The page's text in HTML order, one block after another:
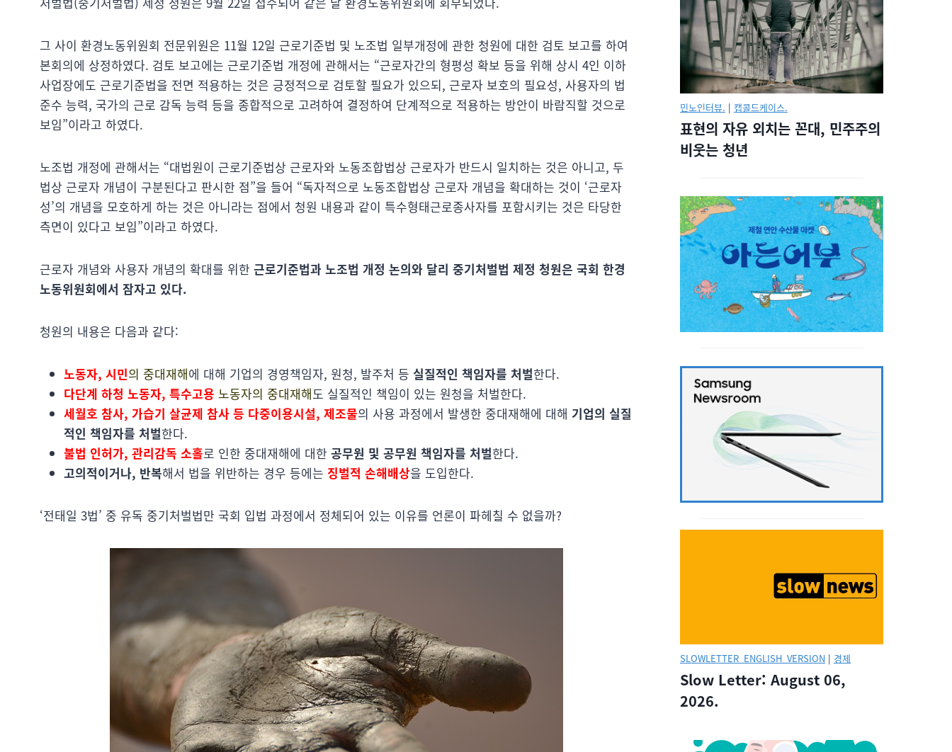
그 사이 환경노동위원회 전문위원은 11월 12일 근로기준법 및 노조법 일부개정에 관한 청원에 대한 검토 보고를 하여
본회의에 상정하였다. 검토 보고에는 근로기준법 개정에 관해서는 “근로자간의 형평성 확보 등을 위해 상시 4인 이하
사업장에도 근로기준법을 전면 적용하는 것은 긍정적으로 검토할 필요가 있으되, 근로자 보호의 필요성, 사용자의 법
준수 능력, 국가의 근로 감독 능력 등을 종합적으로 고려하여 결정하여 단계적으로 적용하는 방안이 바람직할 것으로
보임”이라고 하였다.
노조법 개정에 관해서는 “대법원이 근로기준법상 근로자와 노동조합법상 근로자가 반드시 일치하는 것은 아니고, 두
법상 근로자 개념이 구분된다고 판시한 점”을 들어 “독자적으로 노동조합법상 근로자 개념을 확대하는 것이 ‘근로자
성’의 개념을 모호하게 하는 것은 아니라는 점에서 청원 내용과 같이 특수형태근로종사자를 포함시키는 것은 타당한
측면이 있다고 보임”이라고 하였다.
근로자 개념와 사용자 개념의 확대를 위한 근로기준법과 노조법 개정 논의와 달리 중기처벌법 제정 청원은 국회 한경
노동위원회에서 잠자고 있다.
청원의 내용은 다음과 같다:
노동자, 시민의 중대재해에 대해 기업의 경영책임자, 원청, 발주처 등 실질적인 책임자를 처벌한다.
다단계 하청 노동자, 특수고용 노동자의 중대재해도 실질적인 책임이 있는 원청을 처벌한다.
세월호 참사, 가습기 살균제 참사 등 다중이용시설, 제조물의 사용 과정에서 발생한 중대재해에 대해 기업의 실질
적인 책임자를 처벌한다.
불법 인허가, 관리감독 소홀로 인한 중대재해에 대한 공무원 및 공무원 책임자를 처벌한다.
고의적이거나, 반복해서 법을 위반하는 경우 등에는 징벌적 손해배상을 도입한다.
‘전태일 3법’ 중 유독 중기처벌법만 국회 입법 과정에서 정체되어 있는 이유를 언론이 파헤칠 수 없을까?
민노인터뷰. | 캡콜드케이스.
표현의 자유 외치는 꼰대, 민주주의
비웃는 청년
SLOWLETTER_ENGLISH_VERSION | 경제
Slow Letter: August 06,
2026.